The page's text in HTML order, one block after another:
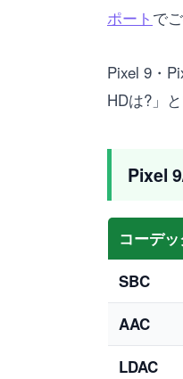
ポート で
Pixel 9・
HDは?」
Pixel
コーデッ
SBC
AAC
LDAC